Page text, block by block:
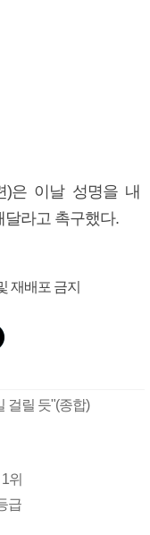
)은 이날 성명을 내
달라고 촉구했다.
재배포 금지
걸릴 듯"(종합)
위
급